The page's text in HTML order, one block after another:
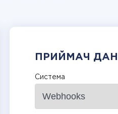
ПРИЙМАЧ
Система